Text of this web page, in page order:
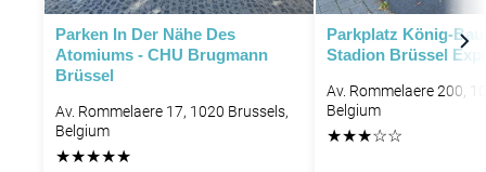
Parken In Der Nähe Des
Atomiums - CHU Brugmann
Brüssel
Av. Rommelaere 17, 1020 Brussels,
Belgium
★★★★★
Parkplatz König-
Stadion Brüssel
Av. Rommelaere 200,
Belgium
★★★☆☆